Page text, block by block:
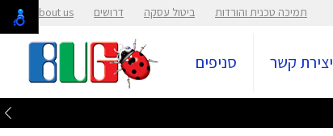
תמיכה טכנית והורדות ביטול עסקה דרושים About us
יצירת קשר סניפים